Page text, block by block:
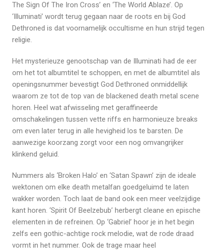
The Sign Of The Iron Cross’ en ‘The World Ablaze’. Op
‘Illuminati’ wordt terug gegaan naar de roots en bij God
Dethroned is dat voornamelijk occultisme en hun strijd tegen
religie.
Het mysterieuze genootschap van de Illuminati had de eer
om het tot albumtitel te schoppen, en met de albumtitel als
openingsnummer bevestigt God Dethroned onmiddellijk
waarom ze tot de top van de blackened death metal scene
horen. Heel wat afwisseling met geraffineerde
omschakelingen tussen vette riffs en harmonieuze breaks
om even later terug in alle hevigheid los te barsten. De
aanwezige koorzang zorgt voor een nog omvangrijker
klinkend geluid.
Nummers als ‘Broken Halo’ en ‘Satan Spawn’ zijn de ideale
wektonen om elke death metalfan goedgeluimd te laten
wakker worden. Toch laat de band ook een meer veelzijdige
kant horen. ‘Spirit Of Beelzebub’ herbergt cleane en epische
elementen in de refreinen. Op ‘Gabriel’ hoor je in het begin
zelfs een gothic-achtige rock melodie, wat de rode draad
vormt in het nummer. Ook de trage maar heel